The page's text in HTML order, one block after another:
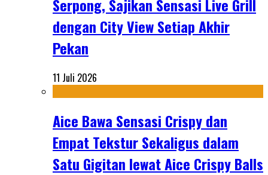
Serpong, Sajikan Sensasi Live Grill
dengan City View Setiap Akhir
Pekan
11 Juli 2026
Aice Bawa Sensasi Crispy dan
Empat Tekstur Sekaligus dalam
Satu Gigitan lewat Aice Crispy Balls